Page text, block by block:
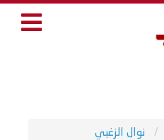
نوال الزغبي